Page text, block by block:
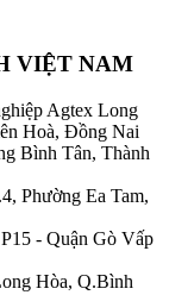
VIỆT NAM
Agtex Long
Hoà, Đồng Nai
Bình Tân, Thành
Phường Ea Tam,
- Quận Gò Vấp
Hòa, Q.Bình